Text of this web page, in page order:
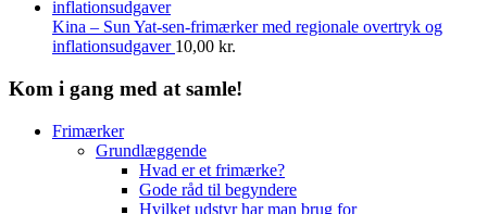
Kina – Sun Yat-sen-frimærker med regionale overtryk og
inflationsudgaver 10,00 kr.
Kom i gang med at samle!
Frimærker
Grundlæggende
Hvad er et frimærke?
Gode råd til begyndere
Hvilket udstyr har man brug for